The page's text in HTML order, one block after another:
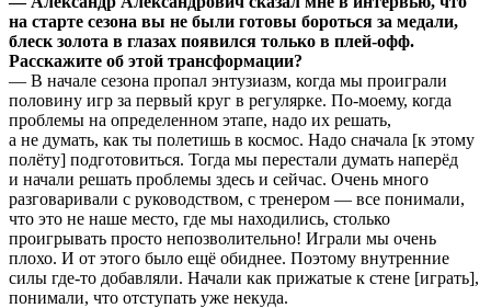
на старте сезона вы не были готовы бороться за медали,
блеск золота в глазах появился только в плей-офф.
Расскажите об этой трансформации?
— В начале сезона пропал энтузиазм, когда мы проиграли
половину игр за первый круг в регулярке. По-моему, когда
проблемы на определенном этапе, надо их решать,
а не думать, как ты полетишь в космос. Надо сначала [к этому
полёту] подготовиться. Тогда мы перестали думать наперёд
и начали решать проблемы здесь и сейчас. Очень много
разговаривали с руководством, с тренером — все понимали,
что это не наше место, где мы находились, столько
проигрывать просто непозволительно! Играли мы очень
плохо. И от этого было ещё обиднее. Поэтому внутренние
силы где-то добавляли. Начали как прижатые к стене [играть],
понимали, что отступать уже некуда.